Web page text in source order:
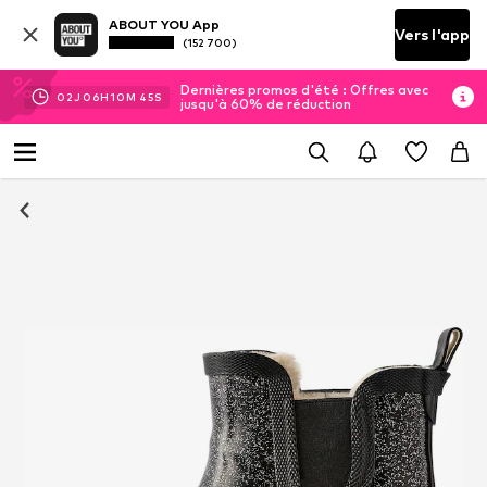
ABOUT YOU App
(152 700) Vers l'app
02J 06H10M 44S
Dernières promos d'été : Offres avec
jusqu'à 60% de réduction